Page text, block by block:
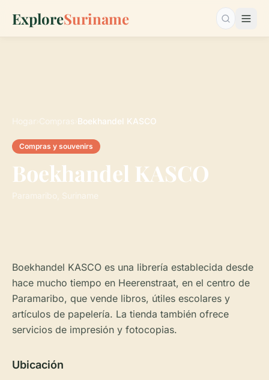
ExploreSuriname Buscar…
Hogar Compras Boekhandel KASCO
Compras y souvenirs
Boekhandel KASCO
Paramaribo, Suriname
Boekhandel KASCO es una librería establecida desde
hace mucho tiempo en Heerenstraat, en el centro de
Paramaribo, que vende libros, útiles escolares y
artículos de papelería. La tienda también ofrece
servicios de impresión y fotocopias.
Ubicación